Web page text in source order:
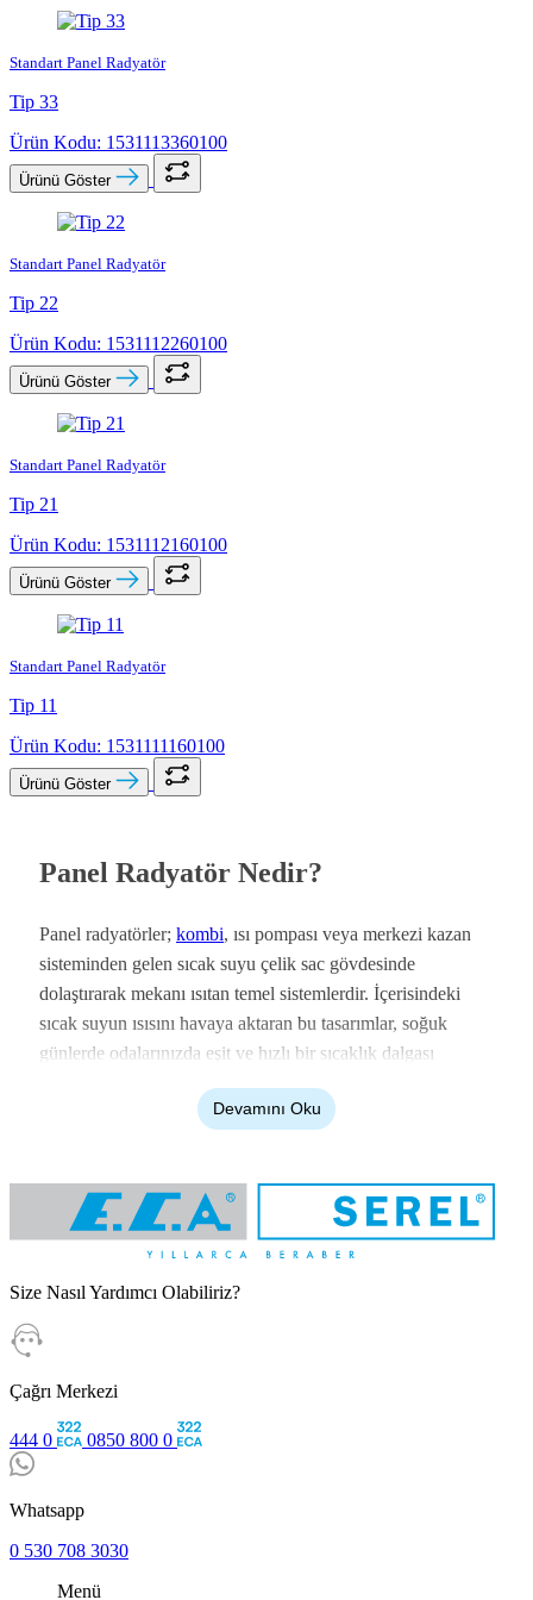
Standart Panel Radyatör
Tip 33
Ürün Kodu: 1531113360100
Ürünü Göster
Standart Panel Radyatör
Tip 22
Ürün Kodu: 1531112260100
Ürünü Göster
Standart Panel Radyatör
Tip 21
Ürün Kodu: 1531112160100
Ürünü Göster
Standart Panel Radyatör
Tip 11
Ürün Kodu: 1531111160100
Ürünü Göster
Panel Radyatör Nedir?
Panel radyatörler; kombi, ısı pompası veya merkezi kazan
sisteminden gelen sıcak suyu çelik sac gövdesinde
dolaştırarak mekanı ısıtan temel sistemlerdir. İçerisindeki
sıcak suyun ısısını havaya aktaran bu tasarımlar, soğuk
günlerde odalarınızda eşit ve hızlı bir sıcaklık dalgası
panel radyatör serileri, kış aylarında mekanın ısı kayıplarını
kalıcı bir konfor getiriyor.
Panel Radyatör Nasıl Çalışır?
çelik sacları hem de iç kısımdaki dalgalı konvektör sacları
ortamdaki soğuk havayı çekerek ısıtıyor. Isınan hava
alt borulardan kombiye geri dönüyor. Saniyeler içinde
zirveye taşıyor.
Devamını Oku
Size Nasıl Yardımcı Olabiliriz?
Çağrı Merkezi
444 0 0850 800 0
Whatsapp
0 530 708 3030
Menü